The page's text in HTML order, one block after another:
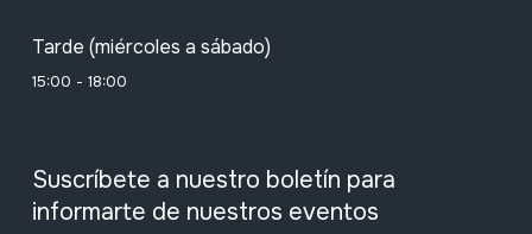
Tarde (miércoles a sábado)
15:00 - 18:00
Suscríbete a nuestro boletín para
informarte de nuestros eventos